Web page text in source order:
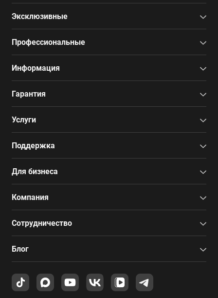
Эксклюзивные
Профессиональные
Информация
Гарантия
Услуги
Поддержка
Для бизнеса
Компания
Сотрудничество
Блог